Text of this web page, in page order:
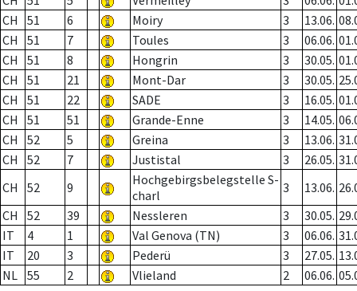
CH
51 6 Moiry 3 13.06.
CH
51 7 Toules 3 06.06.
CH
51 8 Hongrin 3 30.05.
CH
51 21 Mont-Dar 3 30.05.
CH
51 22 SADE 3 16.05.
CH
51 51 Grande-Enne 3 14.05.
CH
52 5 Greina 3 13.06.
CH
52 7 Justistal 3 26.05.
CH
52 9
Hochgebirgsbelegstelle S-
charl
3 13.06.
CH
52 39 Nessleren 3 30.05.
IT
4 1 Val Genova (TN) 3 06.06.
IT
20 3 Pederü 3 27.05.
NL 55 2 Vlieland 2 06.06.